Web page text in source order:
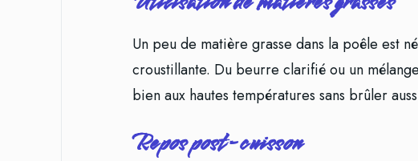
Un peu de matière grasse dans la poêle est
croustillante. Du beurre clarifié ou un
bien aux hautes températures sans brûler
Repos post-cuisson